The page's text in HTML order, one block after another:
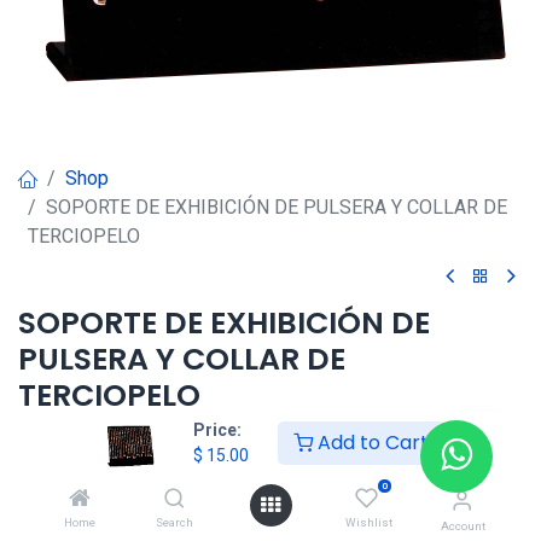
Price:
$ 15.00 Add to Cart
Home Search
0
Wishlist Account
Shop
SOPORTE DE EXHIBICIÓN DE PULSERA Y COLLAR DE
TERCIOPELO
SOPORTE DE EXHIBICIÓN DE
PULSERA Y COLLAR DE
TERCIOPELO
15.00
Agregar al carrito